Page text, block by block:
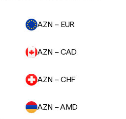
AZN – EUR
AZN – CAD
AZN – CHF
AZN – AMD